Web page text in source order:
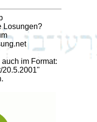
Losungen?
auch im Format:
20.5.2001"